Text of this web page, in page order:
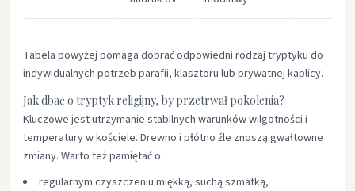
Tabela powyżej pomaga dobrać odpowiedni rodzaj tryptyku do
indywidualnych potrzeb parafii, klasztoru lub prywatnej kaplicy.
Jak dbać o tryptyk religijny, by przetrwał pokolenia?
Kluczowe jest utrzymanie stabilnych warunków wilgotności i
temperatury w kościele. Drewno i płótno źle znoszą gwałtowne
zmiany. Warto też pamiętać o:
regularnym czyszczeniu miękką, suchą szmatką,